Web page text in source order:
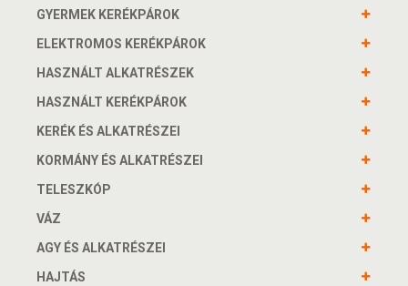
GYERMEK KERÉKPÁROK
ELEKTROMOS KERÉKPÁROK
HASZNÁLT ALKATRÉSZEK
HASZNÁLT KERÉKPÁROK
KERÉK ÉS ALKATRÉSZEI
KORMÁNY ÉS ALKATRÉSZEI
TELESZKÓP
VÁZ
AGY ÉS ALKATRÉSZEI
HAJTÁS